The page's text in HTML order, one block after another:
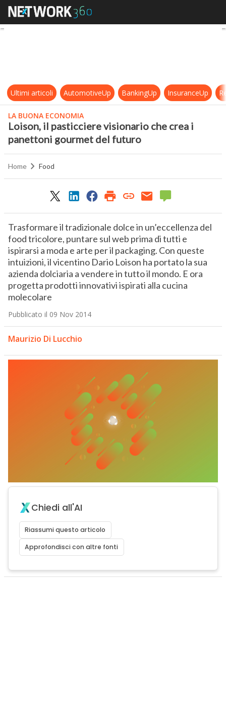
Loison, il pasticciere visionario
Ultimi articoli AutomotiveUp BankingUp InsuranceUp
LA BUONA ECONOMIA
Loison, il pasticciere visionario che crea i
panettoni gourmet del futuro
Home Food
Trasformare il tradizionale dolce in un’eccellenza del
food tricolore, puntare sul web prima di tutti e
ispirarsi a moda e arte per il packaging. Con queste
intuizioni, il vicentino Dario Loison ha portato la sua
azienda dolciaria a vendere in tutto il mondo. E ora
progetta prodotti innovativi ispirati alla cucina
molecolare
Pubblicato il 09 Nov 2014
Maurizio Di Lucchio
Chiedi all'AI
Riassumi questo articolo
Approfondisci con altre fonti